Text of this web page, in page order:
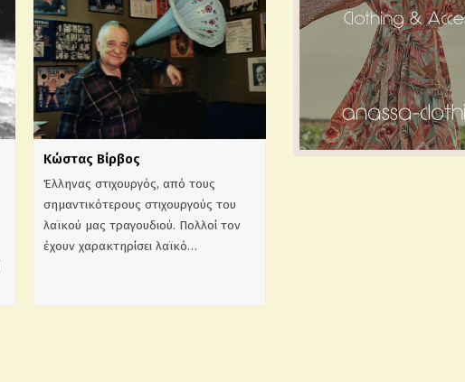
Κώστας Βίρβος
Έλληνας στιχουργός, από τους
σημαντικότερους στιχουργούς του
λαϊκού μας τραγουδιού. Πολλοί τον
έχουν χαρακτηρίσει λαϊκό…